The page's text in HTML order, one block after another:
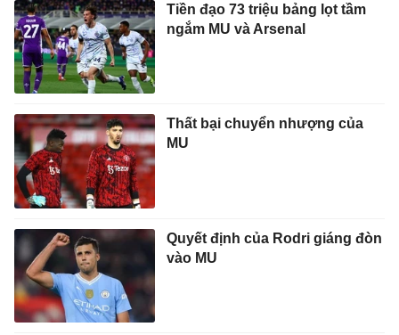
Tiền đạo 73 triệu bảng lọt tầm
ngắm MU và Arsenal
Thất bại chuyển nhượng của
MU
Quyết định của Rodri giáng đòn
vào MU